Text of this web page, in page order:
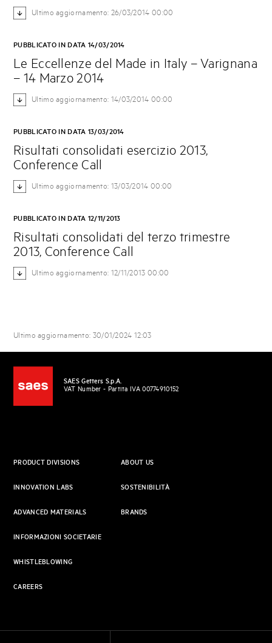
Ultimo aggiornamento: 26/03/2014 00:00
PUBBLICATO IN DATA 14/03/2014
Le Eccellenze del Made in Italy – Varignana
– 14 Marzo 2014
Ultimo aggiornamento: 14/03/2014 00:00
PUBBLICATO IN DATA 13/03/2014
Risultati consolidati esercizio 2013,
Conference Call
Ultimo aggiornamento: 13/03/2014 00:00
PUBBLICATO IN DATA 12/11/2013
Risultati consolidati del terzo trimestre
2013, Conference Call
Ultimo aggiornamento: 12/11/2013 00:00
Ultimo aggiornamento: 30/01/2024 12:03
SAES Getters S.p.A.
VAT Number - Partita IVA 00774910152
PRODUCT DIVISIONS
INNOVATION LABS
ADVANCED MATERIALS
ABOUT US
SOSTENIBILITÀ
BRANDS
INFORMAZIONI SOCIETARIE
WHISTLEBLOWING
CAREERS